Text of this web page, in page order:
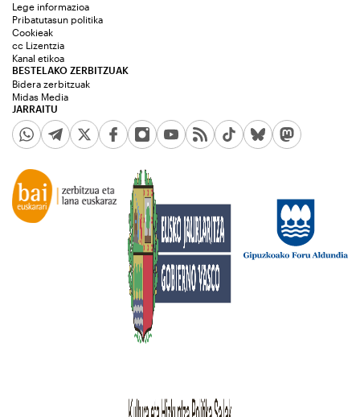
JARRAITU
Lege informazioa
Pribatutasun politika
Cookieak
cc Lizentzia
Kanal etikoa
BESTELAKO ZERBITZUAK
Bidera zerbitzuak
Midas Media